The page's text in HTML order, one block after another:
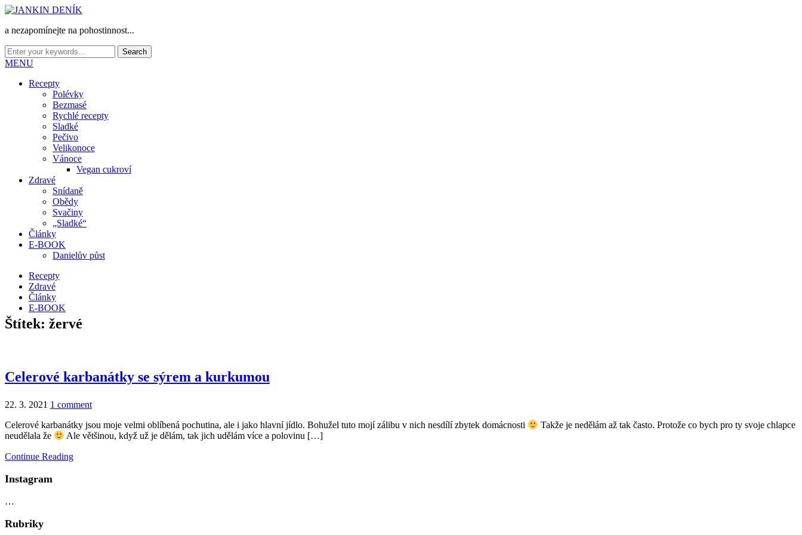
a nezapomínejte na pohostinnost...
MENU
Recepty
Polévky
Bezmasé
Rychlé recepty
Sladké
Pečivo
Velikonoce
Vánoce
Vegan cukroví
Zdravé
Snídaně
Obědy
Svačiny
„Sladké“
Články
E-BOOK
Danielův půst
Recepty
Zdravé
Články
E-BOOK
Štítek: žervé
Celerové karbanátky se sýrem a kurkumou
22. 3. 2021 1 comment
Celerové karbanátky jsou moje velmi oblíbená pochutina, ale i jako hlavní jídlo. Bohužel tuto mojí zálibu v nich nesdílí zbytek domácnosti
Takže je nedělám až tak často. Protože co bych pro ty svoje chlapce
neudělala že
Ale většinou, když už je dělám, tak jich udělám více a polovinu […]
Continue Reading
Instagram
…
Rubriky